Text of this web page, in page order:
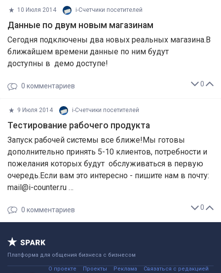
10 Июля 2014 i-Cчетчики посетителей
Данные по двум новым магазинам
Сегодня подключены два новых реальных магазина.В
ближайшем времени данные по ним будут
доступны в демо доступе!
0
0 комментариев
9 Июля 2014 i-Cчетчики посетителей
Тестирование рабочего продукта
Запуск рабочей системы все ближе!Мы готовы
дополнительно принять 5-10 клиентов, потребности и
пожелания которых будут обслуживаться в первую
очередь.Если вам это интересно - пишите нам в почту:
mail@i-counter.ru …
0
0 комментариев
Платформа для общения бизнеса с бизнесом
О проекте Проекты Реклама Связаться с редакцией